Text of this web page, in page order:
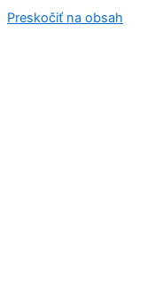
Preskočiť na obsah